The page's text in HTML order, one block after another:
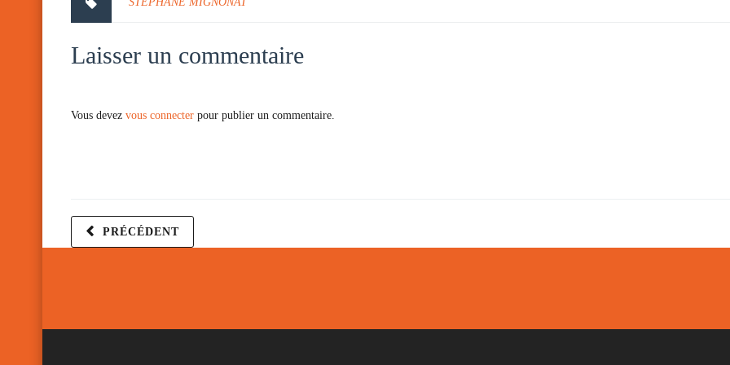
Laisser un commentaire
Vous devez vous connecter pour publier un commentaire.
PRÉCÉDENT